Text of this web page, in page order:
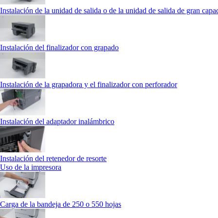
Instalación de la unidad de salida o de la unidad de salida de gran
Instalación del finalizador con grapado
Instalación de la grapadora y el finalizador con perforador
Instalación del adaptador inalámbrico
Instalación del retenedor de resorte
Uso de la impresora
Carga de la bandeja de 250 o 550 hojas